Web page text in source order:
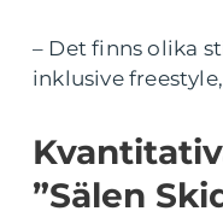
– Det finns olika
inklusive
”Sälen